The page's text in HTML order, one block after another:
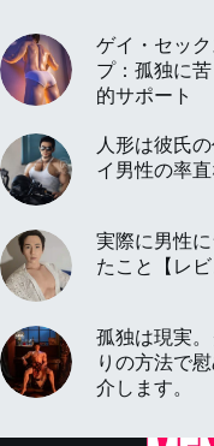
ゲイ・セッ
プ：孤独に
的サポート
人形は彼氏
イ男性の率直
実際に男性
たこと【レビ
孤独は現実
りの方法で
介します。